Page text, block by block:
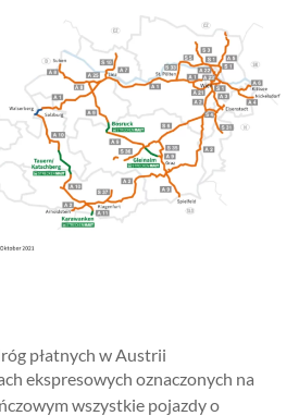
płatnych w Austrii
ekspresowych oznaczonych na
wszystkie pojazdy o